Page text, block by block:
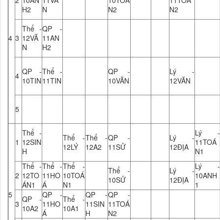
4
H2
N
N2
N2
3
Thể -
12VĂ
N
QP -
11AN
H2
4 QP -
10TIN
Thể -
11TIN
QP -
10VĂN
Lý -
12VĂN
5
5
1
Thể -
12SIN
H
Thể -
12LÝ
Thể -
12A2
QP -
11SỬ
Lý -
12ĐỊA
Lý -
11TOÁ
N1
2
Thể -
12TO
ÁN1
Thể -
11HO
Á
Thể -
10TOÁ
N1
Thể -
10SỬ
Lý -
12ĐỊA
Lý -
10ANH
1
3 QP -
10A2
QP -
11HO
Á
Thể -
10A1
QP -
11SIN
H
QP -
11TOÁ
N2